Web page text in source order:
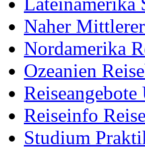
Naher
Nordamerika
Ozeanien
Reiseinfo
Studium